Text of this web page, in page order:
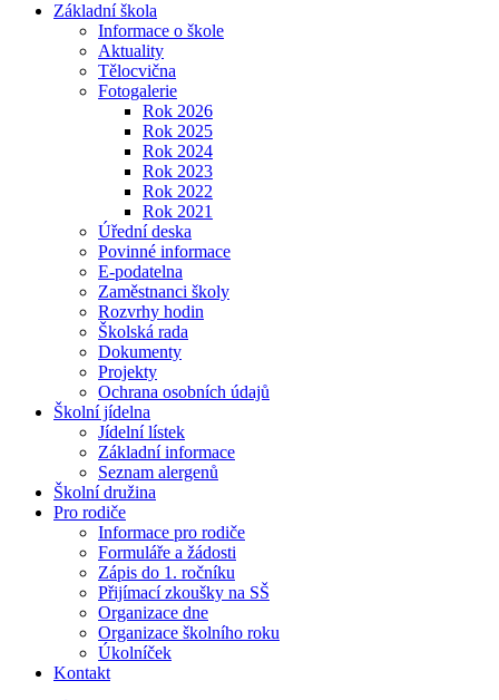
Základní škola
Informace o škole
Aktuality
Tělocvična
Fotogalerie
Rok 2026
Rok 2025
Rok 2024
Rok 2023
Rok 2022
Rok 2021
Úřední deska
Povinné informace
E-podatelna
Zaměstnanci školy
Rozvrhy hodin
Školská rada
Dokumenty
Projekty
Ochrana osobních údajů
Školní jídelna
Jídelní lístek
Základní informace
Seznam alergenů
Školní družina
Pro rodiče
Informace pro rodiče
Formuláře a žádosti
Zápis do 1. ročníku
Přijímací zkoušky na SŠ
Organizace dne
Organizace školního roku
Úkolníček
Kontakt